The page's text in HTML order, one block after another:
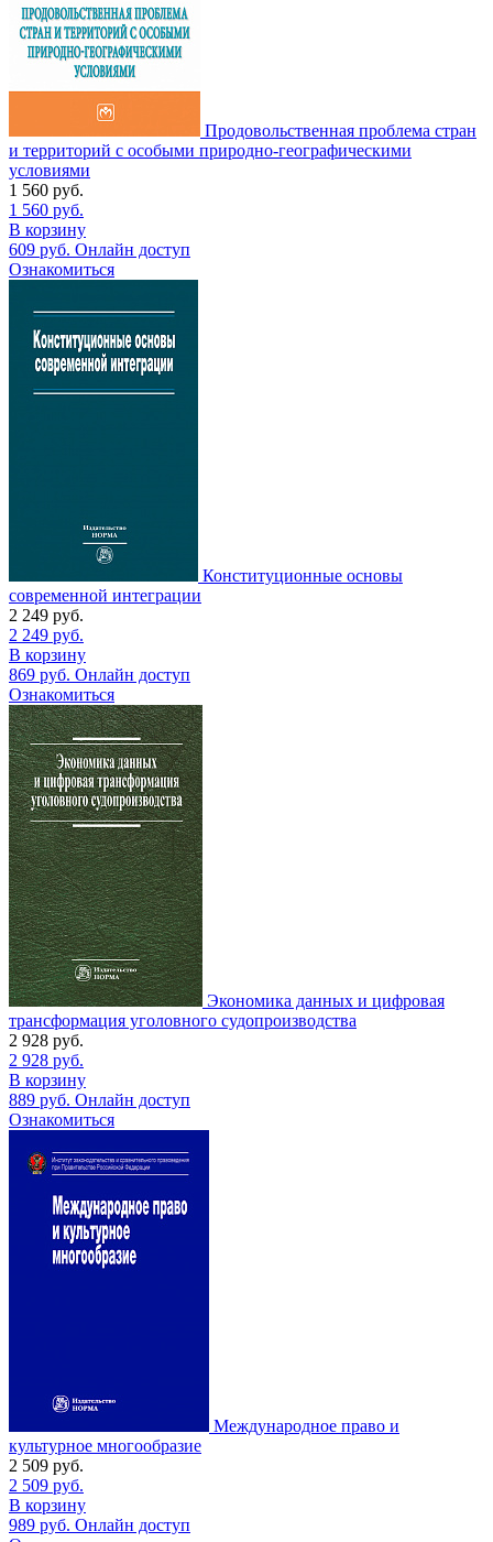
Продовольственная проблема стран
и территорий с особыми природно-географическими
условиями
1 560 руб.
1 560 руб.
В корзину
609 руб. Онлайн доступ
Ознакомиться
Конституционные основы
современной интеграции
2 249 руб.
2 249 руб.
В корзину
869 руб. Онлайн доступ
Ознакомиться
Экономика данных и цифровая
трансформация уголовного судопроизводства
2 928 руб.
2 928 руб.
В корзину
889 руб. Онлайн доступ
Ознакомиться
Международное право и
культурное многообразие
2 509 руб.
2 509 руб.
В корзину
989 руб. Онлайн доступ